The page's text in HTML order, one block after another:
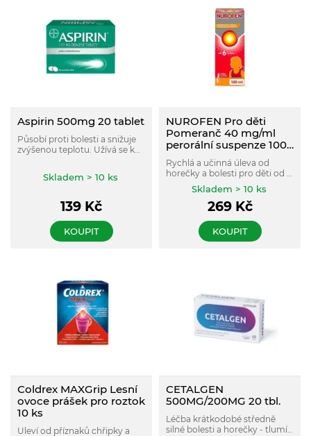
Aspirin 500mg 20 tablet
Působí proti bolesti a snižuje
zvýšenou teplotu. Užívá se k
nebo svalů.Skladem > 10 ks
139 Kč
KOUPIT
NUROFEN Pro děti
Pomeranč 40 mg/ml
perorální suspenze 100
ml
Rychlá a učinná úleva od
horečky a bolesti pro děti od 6
let. Začíná účinkovat proti
horečce už po 15 minutách a
působí až na 8 hodin.
Skladem > 10 ks
269Kč
KOUPIT
Coldrex MAXGrip Lesní
ovoce prášek pro roztok
10 ks
Uleví od příznaků chřipky a
CETALGEN
500MG/200MG 20 tbl.
Léčba krátkodobé středně
silné bolesti a horečky - tlumí